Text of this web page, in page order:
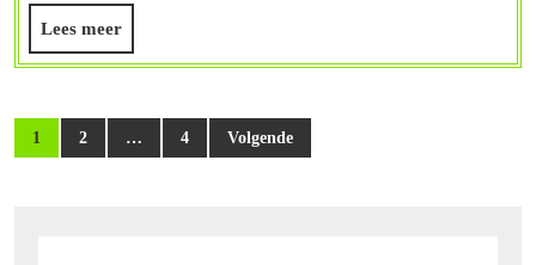
Lees meerLees
meer
Berichtnavigatie
1 2 … 4 Volgende